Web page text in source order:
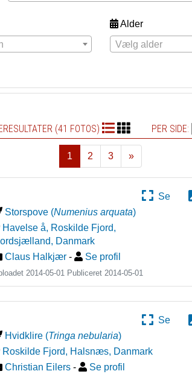
Alder
Vælg alder
(41 FOTOS) PER SIDE:
1 2 3
»
Næste
Se
Storspove (Numenius arquata)
Havelse å, Roskilde Fjord,
, Danmark
Claus Halkjær - Se profil
2014-05-01 Publiceret2014-05-01
Se
Hvidklire (Tringa nebularia)
Roskilde Fjord, Halsnæs, Danmark
Christian Eilers - Se profil